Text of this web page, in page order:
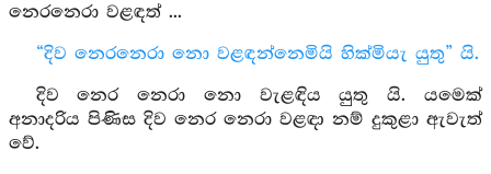
නෙරනෙරා වළඳත් ...
“දිව නෙරනෙරා නො වළඳන්නෙමියි හික්මියැ යුතු” යි.
දිව නෙර නෙරා නො වැළඳිය යුතු යි. යමෙක්
අනාදරිය පිණිස දිව නෙර නෙරා වළඳා නම් දුකුළා ඇවැත්
වේ.